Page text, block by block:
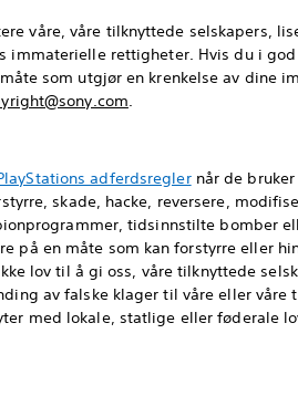
våre, våre tilknyttede selskapers,
immaterielle rettigheter. Hvis du i
som utgjør en krenkelse av dine
.
adferdsreglernår de bruker
skade, hacke, reversere,
tidsinnstilte bomber
på en måte som kan forstyrre eller
lov til å gi oss, våre tilknyttede
av falske klager til våre eller våre
med lokale, statlige eller føderale